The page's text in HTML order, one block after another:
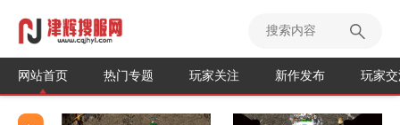
网站首页 热门专题 玩家关注 新作发布 玩家